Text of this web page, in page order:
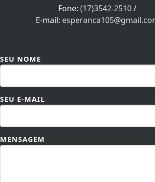
Fone:(17)3542-2510/
E-mail:
SEU NOME
SEU E-MAIL
MENSAGEM